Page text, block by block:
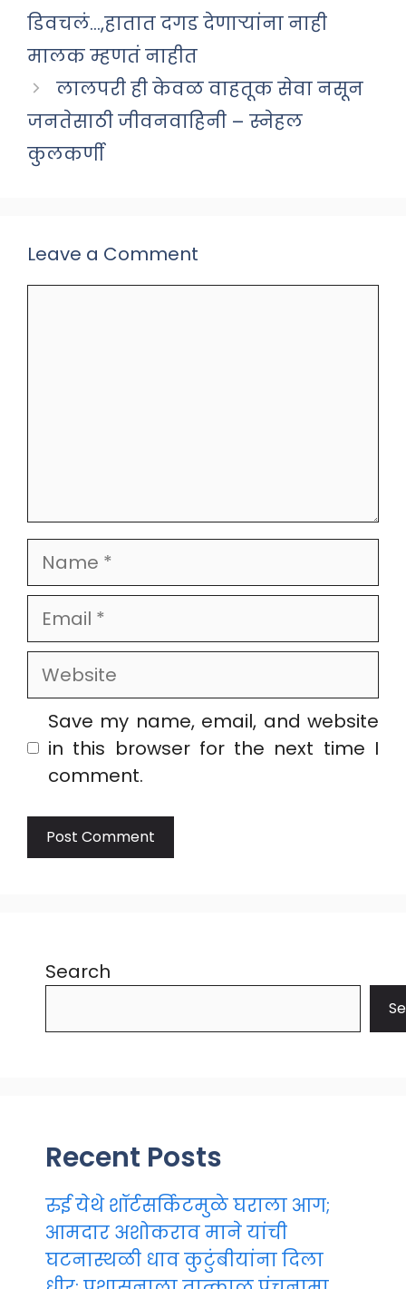
डिवचलं…,हातात दगड देणाऱ्यांना नाही
मालक म्हणतं नाहीत
लालपरी ही केवळ वाहतूक सेवा नसून
जनतेसाठी जीवनवाहिनी – स्नेहल
कुलकर्णी
Leave a Comment
Name
Email
Website
Save my name, email, and website
in this browser for the next time I
comment.
Search
Recent Posts
रुई येथे शॉर्टसर्किटमुळे घराला आग;
आमदार अशोकराव माने यांची
घटनास्थळी धाव कुटुंबीयांना दिला